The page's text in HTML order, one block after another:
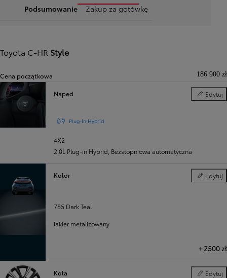
Podsumowanie Zakup za gotówkę
Toyota C-HR Style
Cena początkowa 186 900 zł
Napęd Edytuj
Napęd
Plug-In Hybrid
4X2
2.0L Plug-in Hybrid Bezstopniowa automatyczna
Kolor Edytuj
Kolor
785 Dark Teal
lakier metalizowany
+ 2500 zł
Koła Edytuj